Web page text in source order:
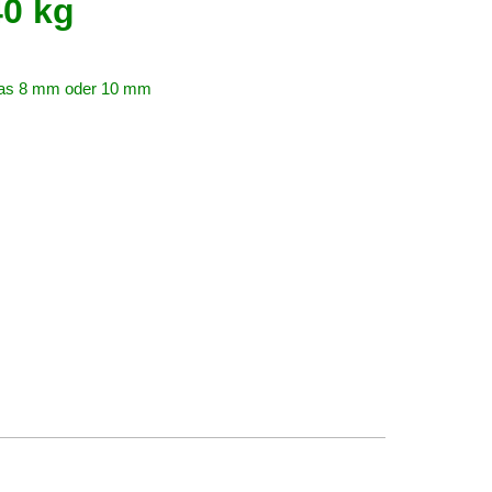
kg
8 mm oder 10 mm